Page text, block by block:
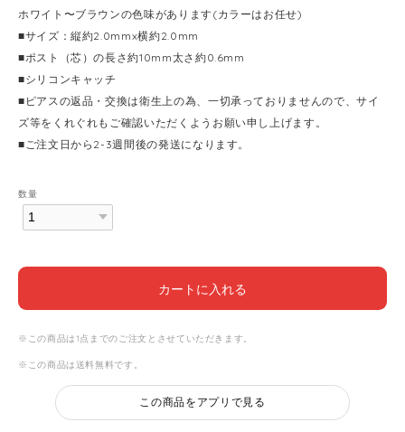
ホワイト〜ブラウンの色味があります(カラーはお任せ)
■サイズ：縦約2.0mmx横約2.0mm
■ポスト（芯）の長さ約10mm太さ約0.6mm
■シリコンキャッチ
■ピアスの返品・交換は衛生上の為、一切承っておりませんので、サイ
ズ等をくれぐれもご確認いただくようお願い申し上げます。
■ご注文日から2-3週間後の発送になります。
数量
カートに入れる
※この商品は1点までのご注文とさせていただきます。
※この商品は 送料無料です。
この商品をアプリで見る